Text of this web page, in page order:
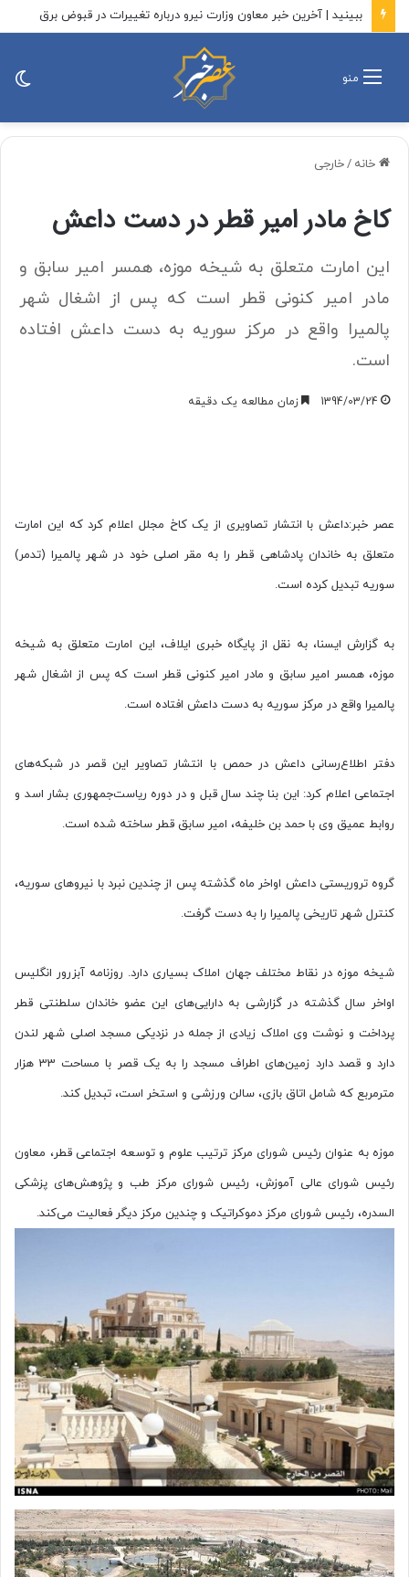
قرارگاه قدس نیروی زمینی سپاه یک اطلاعیه صادر کرد+ جزئیات
منو
خانه /خارجی
کاخ مادر امیر قطر در دست داعش
این امارت متعلق به شیخه موزه، همسر امیر سابق و
مادر امیر کنونی قطر است که پس از اشغال شهر
پالمیرا واقع در مرکز سوریه به دست داعش افتاده
است.
1394/03/24 زمان مطالعه یک دقیقه
عصر خبر:داعش با انتشار تصاویری از یک کاخ مجلل اعلام کرد که این امارت
متعلق به خاندان پادشاهی قطر را به مقر اصلی خود در شهر پالمیرا (تدمر)
سوریه تبدیل کرده است.
به گزارش ایسنا، به نقل از پایگاه خبری ایلاف، این امارت متعلق به شیخه
موزه، همسر امیر سابق و مادر امیر کنونی قطر است که پس از اشغال شهر
پالمیرا واقع در مرکز سوریه به دست داعش افتاده است.
دفتر اطلاع‌رسانی داعش در حمص با انتشار تصاویر این قصر در شبکه‌های
اجتماعی اعلام کرد: این بنا چند سال قبل و در دوره ریاست‌جمهوری بشار اسد و
روابط عمیق وی با حمد بن خلیفه، امیر سابق قطر ساخته شده است.
گروه تروریستی داعش اواخر ماه گذشته پس از چندین نبرد با نیروهای سوریه،
کنترل شهر تاریخی پالمیرا را به دست گرفت.
شیخه موزه در نقاط مختلف جهان املاک بسیاری دارد. روزنامه آبزرور انگلیس
اواخر سال گذشته در گزارشی به دارایی‌های این عضو خاندان سلطنتی قطر
پرداخت و نوشت وی املاک زیادی از جمله در نزدیکی مسجد اصلی شهر لندن
دارد و قصد دارد زمین‌های اطراف مسجد را به یک قصر با مساحت 33 هزار
مترمربع که شامل اتاق بازی، سالن ورزشی و استخر است، تبدیل کند.
موزه به عنوان رئیس شورای مرکز ترتیب علوم و توسعه اجتماعی قطر، معاون
رئیس شورای عالی آموزش، رئیس شورای مرکز طب و پژوهش‌های پزشکی
السدره، رئیس شورای مرکز دموکراتیک و چندین مرکز دیگر فعالیت می‌کند.